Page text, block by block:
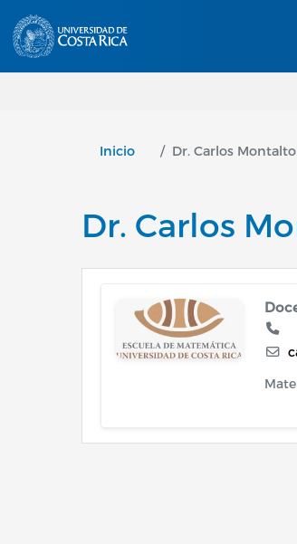
Inicio Dr. Carlos
Dr. Carlos
Image